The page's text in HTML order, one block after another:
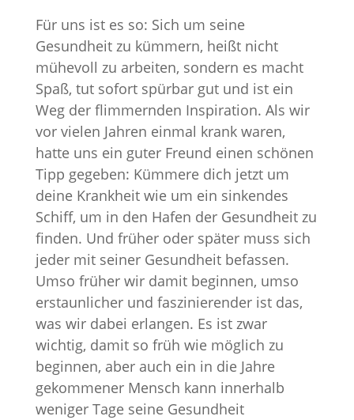
Für uns ist es so: Sich um seine
Gesundheit zu kümmern, heißt nicht
mühevoll zu arbeiten, sondern es macht
Spaß, tut sofort spürbar gut und ist ein
Weg der flimmernden Inspiration. Als wir
vor vielen Jahren einmal krank waren,
hatte uns ein guter Freund einen schönen
Tipp gegeben: Kümmere dich jetzt um
deine Krankheit wie um ein sinkendes
Schiff, um in den Hafen der Gesundheit zu
finden. Und früher oder später muss sich
jeder mit seiner Gesundheit befassen.
Umso früher wir damit beginnen, umso
erstaunlicher und faszinierender ist das,
was wir dabei erlangen. Es ist zwar
wichtig, damit so früh wie möglich zu
beginnen, aber auch ein in die Jahre
gekommener Mensch kann innerhalb
weniger Tage seine Gesundheit